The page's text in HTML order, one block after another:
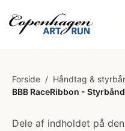
Forside / Håndtag &
BBB RaceRibbon -
Dele af indholdet på